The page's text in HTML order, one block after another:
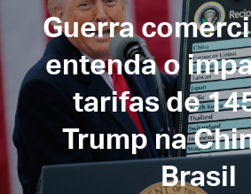
Guerra
entenda o
tarifas de
Trump na
Brasil